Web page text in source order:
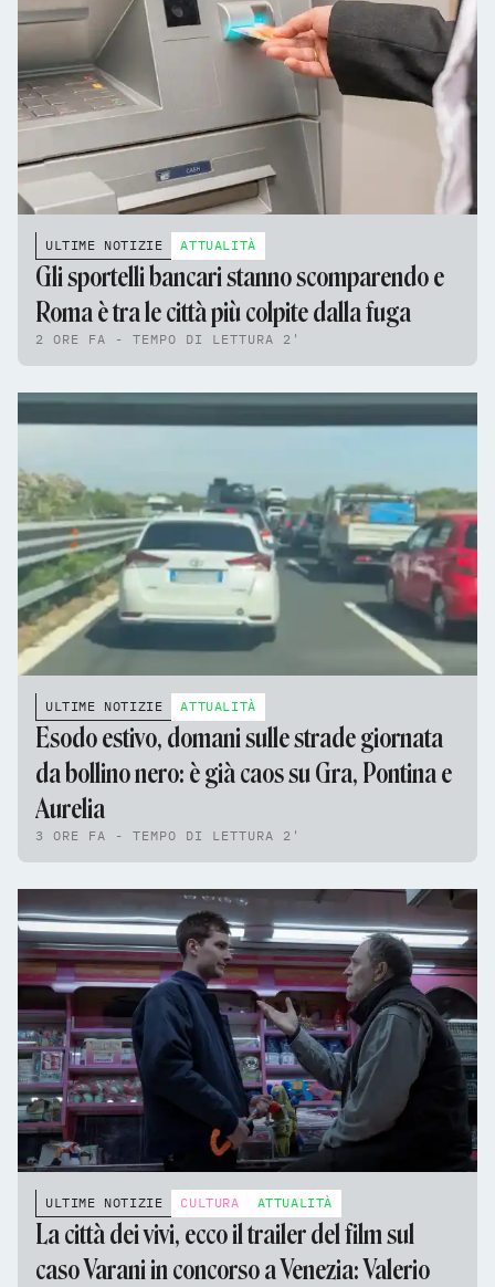
ULTIME NOTIZIE ATTUALITÀ
Gli sportelli bancari stanno scomparendo e
Roma è tra le città più colpite dalla fuga
2 ORE FA - TEMPO DI LETTURA 2'
ULTIME NOTIZIE ATTUALITÀ
Esodo estivo, domani sulle strade giornata
da bollino nero: è già caos su Gra, Pontina e
Aurelia
3 ORE FA - TEMPO DI LETTURA 2'
ULTIME NOTIZIE CULTURA ATTUALITÀ
La città dei vivi, ecco il trailer del film sul
caso Varani in concorso a Venezia: Valerio